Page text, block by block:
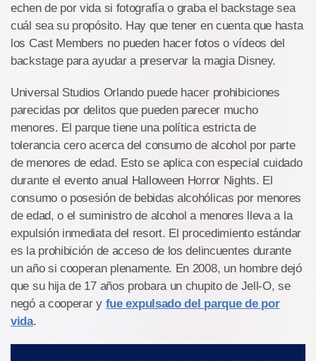
echen de por vida si fotografía o graba el backstage sea
cuál sea su propósito. Hay que tener en cuenta que hasta
los Cast Members no pueden hacer fotos o vídeos del
backstage para ayudar a preservar la magia Disney.
Universal Studios Orlando puede hacer prohibiciones
parecidas por delitos que pueden parecer mucho
menores. El parque tiene una política estricta de
tolerancia cero acerca del consumo de alcohol por parte
de menores de edad. Esto se aplica con especial cuidado
durante el evento anual Halloween Horror Nights. El
consumo o posesión de bebidas alcohólicas por menores
de edad, o el suministro de alcohol a menores lleva a la
expulsión inmediata del resort. El procedimiento estándar
es la prohibición de acceso de los delincuentes durante
un año si cooperan plenamente. En 2008, un hombre dejó
que su hija de 17 años probara un chupito de Jell-O, se
negó a cooperar y fue expulsado del parque de por
vida.